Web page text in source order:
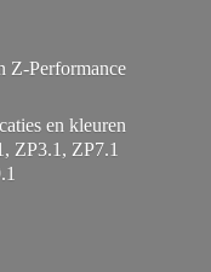
Z-Performance
en kleuren
ZP3.1, ZP7.1